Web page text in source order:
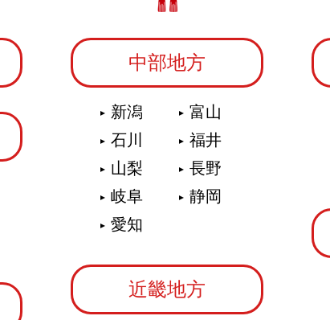
中部地方
新潟
富山
石川
福井
山梨
長野
岐阜
静岡
愛知
近畿地方